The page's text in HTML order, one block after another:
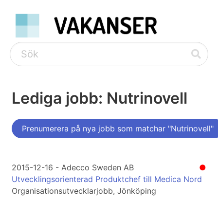
Lediga jobb: Nutrinovell
Prenumerera på nya jobb som matchar "Nutrinovell"
●
2015-12-16 - Adecco Sweden AB
Utvecklingsorienterad Produktchef till Medica Nord
Organisationsutvecklarjobb, Jönköping